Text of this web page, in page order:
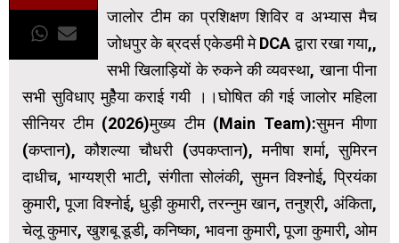
जालोर टीम का प्रशिक्षण शिविर व अभ्यास मैच
जोधपुर के ब्रदर्स एकेडमी मे DCA द्वारा रखा गया,,
सभी खिलाड़ियों के रुकने की व्यवस्था, खाना पीना
सभी सुविधाए मुहेैया कराई गयी ।।घोषित की गई जालोर महिला
सीनियर टीम (2026)मुख्य टीम (Main Team):सुमन मीणा
(कप्तान), कौशल्या चौधरी (उपकप्तान), मनीषा शर्मा, सुमिरन
दाधीच, भाग्यश्री भाटी, संगीता सोलंकी, सुमन विश्नोई, प्रियंका
कुमारी, पूजा विश्नोई, धुड़ी कुमारी, तरन्नुम खान, तनुश्री, अंकिता,
चेलू कुमार, खुशबू डूडी, कनिष्का, भावना कुमारी, पूजा कुमारी, ओम